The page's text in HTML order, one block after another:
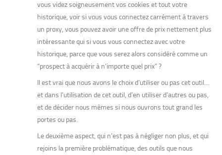
vous videz soigneusement vos cookies et tout votre
historique, voir si vous vous connectez carrément à travers
un proxy, vous pouvez avoir une offre de prix nettement plus
intéressante qui si vous vous connectez avec votre
historique, parce que vous serez alors considéré comme un
“prospect à acquérir à n’importe quel prix” ?
Il est vrai que nous avons le choix d’utiliser ou pas cet outil…
et dans l’utilisation de cet outil, d’en utiliser d’autres ou pas,
et de décider nous mêmes si nous ouvrons tout grand les
portes ou pas.
Le deuxième aspect, qui n’est pas à négliger non plus, et qui
rejoins la première problématique, des outils que nous